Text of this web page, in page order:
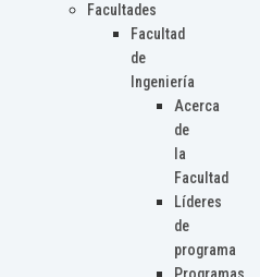
Facultades
Facultad
de
Ingeniería
Acerca
de
la
Facultad
Líderes
de
programa